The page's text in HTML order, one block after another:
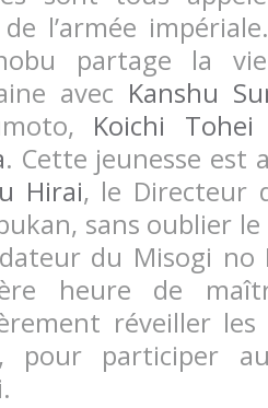
l’armée
partage la
avec Kanshu
Koichi Tohei
. Cette jeunesse est
Hirai, le Directeur
sans oublier
du Misogi no
heure de
réveiller
pour participer